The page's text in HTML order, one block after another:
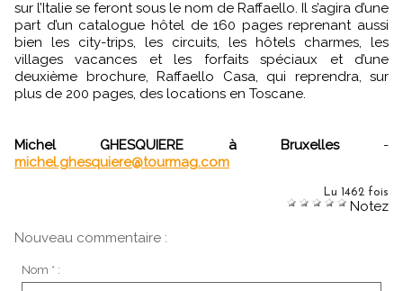
sur l’Italie se feront sous le nom de Raffaello. Il s’agira d’une
part d’un catalogue hôtel de 160 pages reprenant aussi
bien les city-trips, les circuits, les hôtels charmes, les
villages vacances et les forfaits spéciaux et d’une
deuxième brochure, Raffaello Casa, qui reprendra, sur
plus de 200 pages, des locations en Toscane.
Michel GHESQUIERE à Bruxelles -
michel.ghesquiere@tourmag.com
Lu 1462 fois
Notez
Nouveau commentaire :
Nom * :